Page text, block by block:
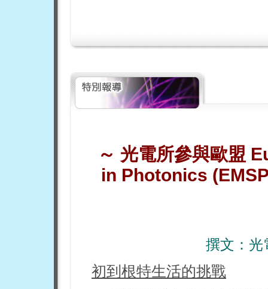
～ 光電所參與歐盟
in Photonics
撰文：
初到根特生活的挑戰